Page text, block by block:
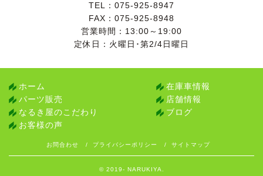
TEL： 075-925-8947
FAX：075-925-8948
営業時間：13:00～19:00
定休日：火曜日･第2/4日曜日
ホーム
在庫車情報
パーツ販売
店舗情報
なるき屋のこだわり
ブログ
お客様の声
お問合わせ プライバシーポリシー サイトマップ
© 2019- NARUKIYA.